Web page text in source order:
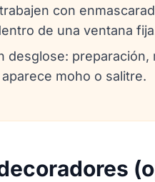
con
de una ventana
desglose:
moho o salitre.